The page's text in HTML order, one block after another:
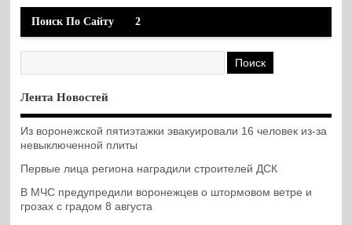
Поиск По Сайту 2
Лента Новостей
Из воронежской пятиэтажки эвакуировали 16 человек из-за
невыключенной плиты
Первые лица региона наградили строителей ДСК
В МЧС предупредили воронежцев о штормовом ветре и
грозах с градом 8 августа